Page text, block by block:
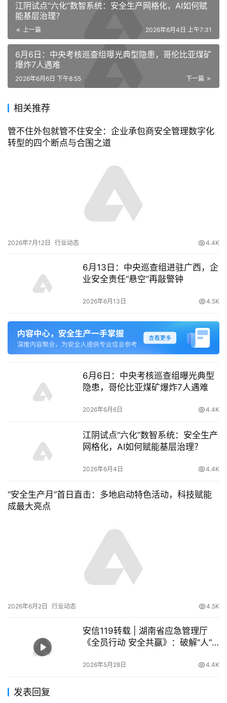
江阴试点“六化”数智系统：安全生产网格化，AI如何赋
能基层治理？
上一篇 2026年6月4日 上午7:31
6月6日：中央考核巡查组曝光典型隐患，哥伦比亚煤矿
爆炸7人遇难
下一篇
2026年6月6日 下午8:55
相关推荐
管不住外包就管不住安全：企业承包商安全管理数字化
转型的四个断点与合围之道
2026年7月12日 行业动态 4.4K
6月13日：中央巡查组进驻广西，企
业安全责任“悬空”再敲警钟
2026年6月13日 4.5K
6月6日：中央考核巡查组曝光典型
隐患，哥伦比亚煤矿爆炸7人遇难
2026年6月6日 4.4K
江阴试点“六化”数智系统：安全生产
网格化，AI如何赋能基层治理？
2026年6月4日 4.4K
“安全生产月”首日直击：多地启动特色活动，科技赋能
成最大亮点
2026年6月2日 行业动态 4.5K
安信119转载 | 湖南省应急管理厅
《全员行动 安全共赢》：破解“人”
一责任人”
2026年5月28日 4.4K
发表回复